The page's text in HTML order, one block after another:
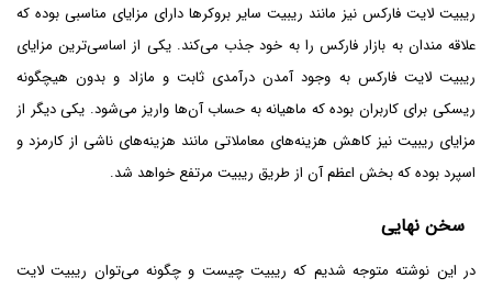
ریبیت لایت فارکس نیز مانند ریبیت سایر بروکر‌ها دارای مزایای مناسبی بوده که
علاقه مندان به بازار فارکس را به خود جذب می‌کند. یکی از اساسی‌ترین مزایای
ریبیت لایت فارکس به وجود آمدن درآمدی ثابت و مازاد و بدون هیچگونه
ریسکی برای کاربران بوده که ماهیانه به حساب آن‌ها واریز می‌شود. یکی دیگر از
مزایای ریبیت نیز کاهش هزینه‌های معاملاتی مانند هزینه‌های ناشی از کارمزد و
اسپرد بوده که بخش اعظم آن از طریق ریبیت مرتفع خواهد شد.
سخن نهایی
در این نوشته متوجه شدیم که ریبیت چیست و چگونه می‌توان ریبیت لایت